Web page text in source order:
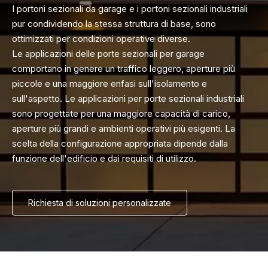
I portoni sezionali da garage e i portoni sezionali industriali
pur condividendo la stessa struttura di base, sono
ottimizzati per condizioni operative diverse.
Le applicazioni delle porte sezionali per garage
comportano in genere un traffico leggero, aperture più
piccole e una maggiore enfasi sull'isolamento e
sull'aspetto. Le applicazioni per porte sezionali industriali
sono progettate per una maggiore capacità di carico,
aperture più grandi e ambienti operativi più esigenti. La
scelta della configurazione appropriata dipende dalla
funzione dell'edificio e dai requisiti di utilizzo.
Richiesta di soluzioni personalizzate